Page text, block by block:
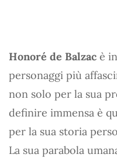
Honoré de Balzac è
personaggi più
non solo per la sua
definire immensa è
per la sua storia
La sua parabola